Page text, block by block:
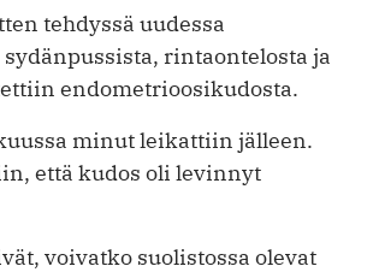
tehdyssä uudessa
rintaontelosta ja
endo­met­rioo­si­kudosta.
minut leikattiin jälleen.
että kudos oli levinnyt
voivatko suolistossa olevat